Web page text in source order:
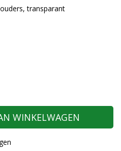
transparant
WINKELWAGEN